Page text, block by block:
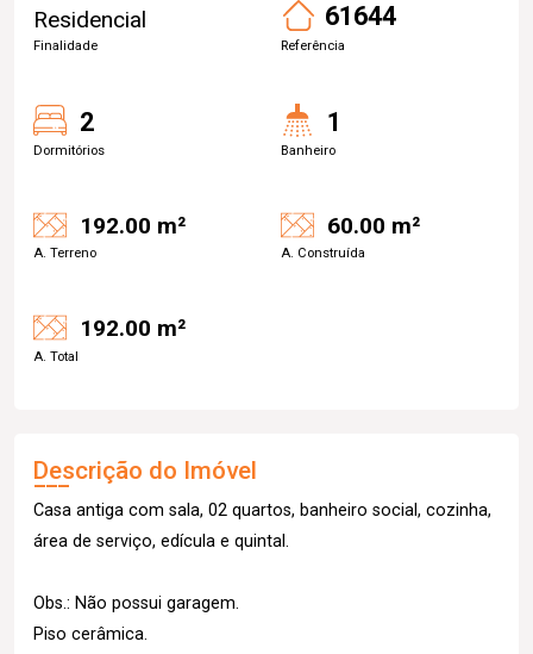
Residencial
Finalidade
61644
Referência
2
Dormitórios
1
Banheiro
192.00 m²
A. Terreno
60.00 m²
A. Construída
192.00 m²
A. Total
Descrição do Imóvel
Casa antiga com sala, 02 quartos, banheiro social, cozinha,
área de serviço, edícula e quintal.
Obs.: Não possui garagem.
Piso cerâmica.